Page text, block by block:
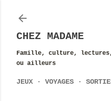
CHEZ MADAME
Famille, culture,
ou ailleurs
JEUX VOYAGES